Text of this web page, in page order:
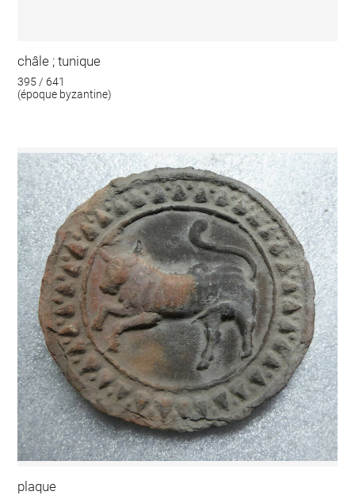
châle ; tunique
395 / 641
(époque byzantine)
plaque